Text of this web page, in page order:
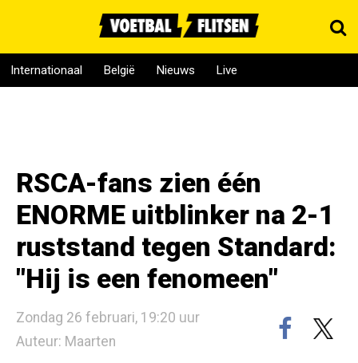
Internationaal België Nieuws Live
RSCA-fans zien één
ENORME uitblinker na 2-1
ruststand tegen Standard:
"Hij is een fenomeen"
Zondag 26 februari, 19:20 uur
Auteur: Maarten